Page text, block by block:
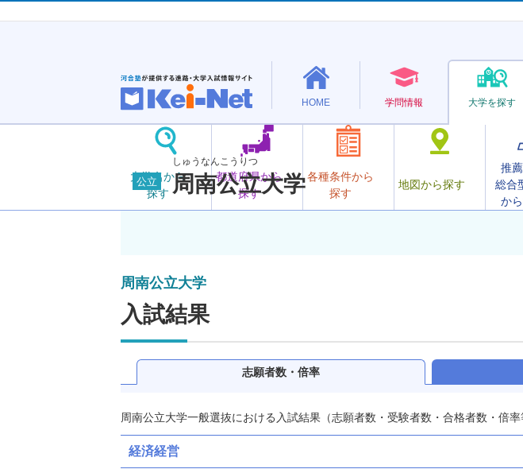
HOME 学問情報 大学を探す
大学名から
探す
都道府県から
探す
各種条件から
探す
地図から探す
推
総合
か
公立
しゅうなんこうりつ
周南公立大学
周南公立大学
入試結果
志願者数・倍率
周南公立大学一般選抜における入試結果（志願者数・受験者数・合格者数・倍率
経済経営